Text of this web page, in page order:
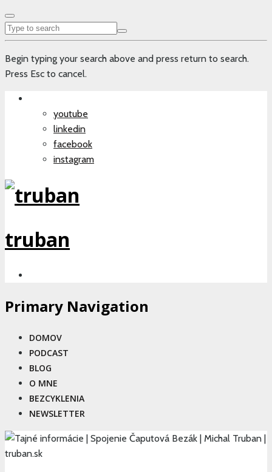
Begin typing your search above and press return to search.
Press Esc to cancel.
youtube
linkedin
facebook
instagram
truban
Primary Navigation
DOMOV
PODCAST
BLOG
O MNE
BEZCYKLENIA
NEWSLETTER